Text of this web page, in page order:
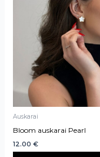
Auskarai
Bloom auskarai Pearl
12.00 €